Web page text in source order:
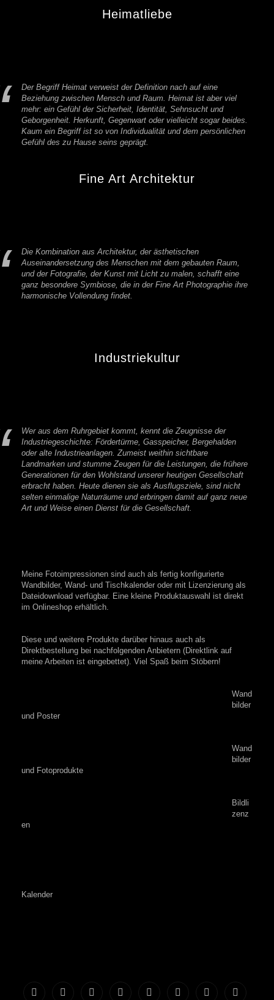
Heimatliebe
Der Begriff Heimat verweist der Definition nach auf eine
Beziehung zwischen Mensch und Raum. Heimat ist aber viel
mehr: ein Gefühl der Sicherheit, Identität, Sehnsucht und
Geborgenheit. Herkunft, Gegenwart oder vielleicht sogar beides.
Kaum ein Begriff ist so von Individualität und dem persönlichen
Gefühl des zu Hause seins geprägt.
Fine Art Architektur
Die Kombination aus Architektur, der ästhetischen
Auseinandersetzung des Menschen mit dem gebauten Raum,
und der Fotografie, der Kunst mit Licht zu malen, schafft eine
ganz besondere Symbiose, die in der Fine Art Photographie ihre
harmonische Vollendung findet.
Industriekultur
Wer aus dem Ruhrgebiet kommt, kennt die Zeugnisse der
Industriegeschichte: Fördertürme, Gasspeicher, Bergehalden
oder alte Industrieanlagen. Zumeist weithin sichtbare
Landmarken und stumme Zeugen für die Leistungen, die frühere
Generationen für den Wohlstand unserer heutigen Gesellschaft
erbracht haben. Heute dienen sie als Ausflugsziele, sind nicht
selten einmalige Naturräume und erbringen damit auf ganz neue
Art und Weise einen Dienst für die Gesellschaft.
Meine Fotoimpressionen sind auch als fertig konfigurierte
Wandbilder, Wand- und Tischkalender oder mit Lizenzierung als
Dateidownload verfügbar. Eine kleine Produktauswahl ist direkt
im Onlineshop erhältlich.
Diese und weitere Produkte darüber hinaus auch als
Direktbestellung bei nachfolgenden Anbietern (Direktlink auf
meine Arbeiten ist eingebettet). Viel Spaß beim Stöbern!
Wand
bilder
und Poster
Wand
bilder
und Fotoprodukte
Bildli
zenz
en
Kalender